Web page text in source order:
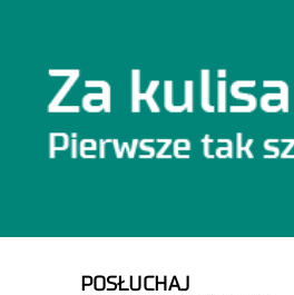
POSŁUCHAJ